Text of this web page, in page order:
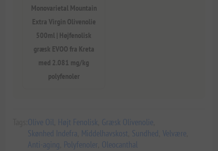
Monovarietal Mountain
Extra Virgin Olivenolie
500ml | Højfenolisk
græsk EVOO fra Kreta
med 2.081 mg/kg
polyfenoler
Olive Oil Højt Fenolisk Græsk Olivenolie
Skønhed Indefra Middelhavskost Sundhed Velvære
Anti-aging Polyfenoler Oleocanthal